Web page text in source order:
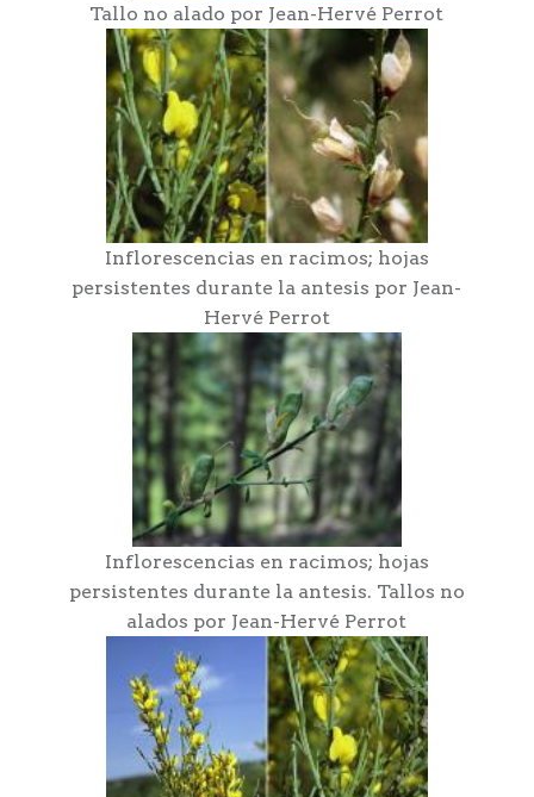
Tallo no alado por Jean-Hervé Perrot
Inflorescencias en racimos; hojas
persistentes durante la antesis por Jean-
Hervé Perrot
Inflorescencias en racimos; hojas
persistentes durante la antesis. Tallos no
alados por Jean-Hervé Perrot